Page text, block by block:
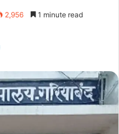
2,956 1 minute read